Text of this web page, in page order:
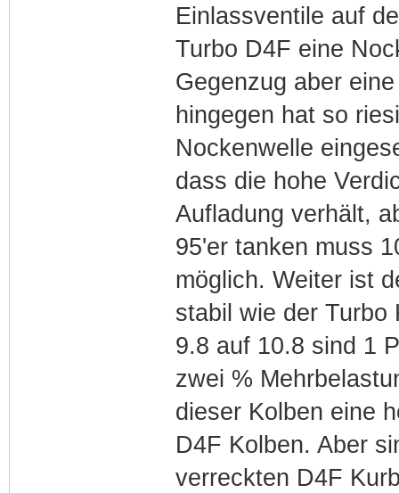
Einlassventile auf
Turbo D4F eine
Gegenzug aber
hingegen hat so
Nockenwelle
dass die hohe
Aufladung verhält,
95'er tanken muss
möglich. Weiter ist
stabil wie der Turbo
9.8 auf 10.8 sind 1
zwei %
dieser Kolben eine
D4F Kolben. Aber
verreckten D4F